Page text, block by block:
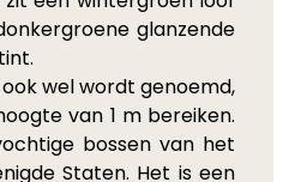
glanzende
ook wel wordt genoemd,
van 1 m bereiken.
bossen van het
Staten. Het is een